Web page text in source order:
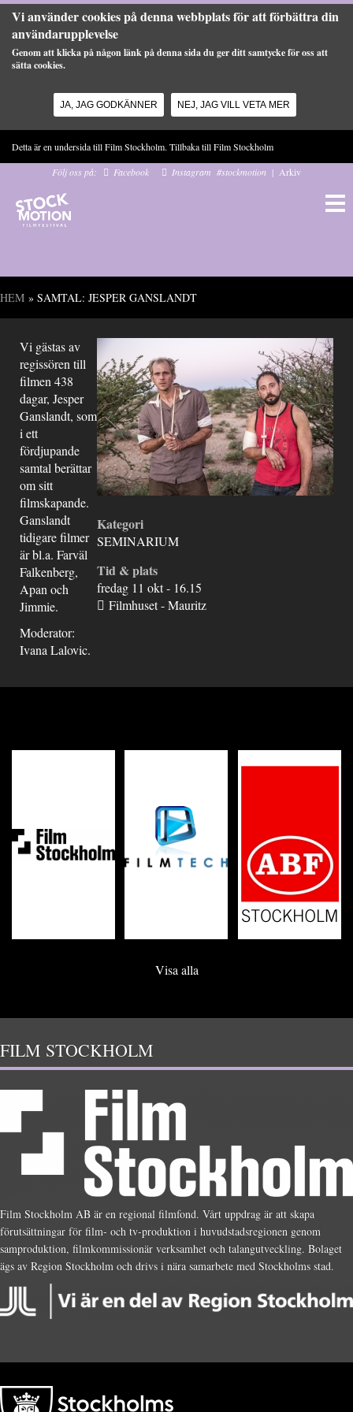
Vi använder cookies på denna webbplats för att förbättra din
användarupplevelse
Genom att klicka på någon länk på denna sida du ger ditt samtycke för oss att
sätta cookies.
JA, JAG GODKÄNNER NEJ, JAG VILL VETA MER
Detta är en undersida till Film Stockholm. Tillbaka tillFilm Stockholm
Följ oss på:
Facebook Instagram #stockmotion | Arkiv
Du är här
HEM » SAMTAL: JESPER GANSLANDT
Kategori
SEMINARIUM
Tid & plats
fredag 11 okt - 16.15
Filmhuset - Mauritz
Vi gästas av
regissören till
filmen 438
dagar, Jesper
Ganslandt, som
i ett
fördjupande
samtal berättar
om sitt
filmskapande.
Ganslandt
tidigare filmer
är bl.a. Farväl
Falkenberg,
Apan och
Jimmie.
Moderator:
Ivana Lalovic.
Visa alla
FILM STOCKHOLM
Film Stockholm AB är en regional filmfond. Vårt uppdrag är att skapa
förutsättningar för film- och tv-produktion i huvudstadsregionen genom
samproduktion, filmkommissionär verksamhet och talangutveckling. Bolaget
ägs av Region Stockholm och drivs i nära samarbete med Stockholms stad.